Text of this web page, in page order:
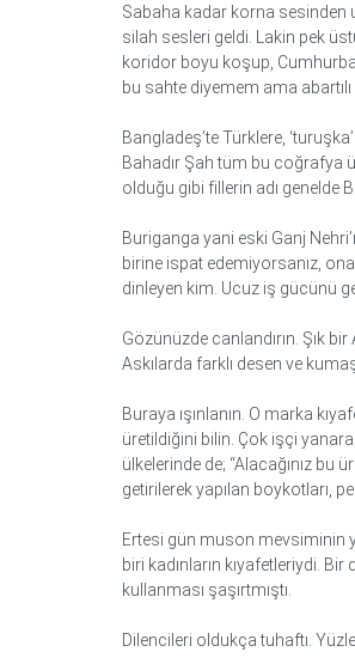
Sabaha kadar korna sesinden
silah sesleri geldi. Lakin pek
koridor boyu koşup,
bu sahte diyemem ama
Bangladeş’te Türklere,
Bahadır Şah tüm bu coğrafya
olduğu gibi fillerin adı genelde
Buriganga yani eski Ganj
birine ispat edemiyorsanız,
dinleyen kim. Ucuz iş gücünü
Gözünüzde canlandırın. Şık
Askılarda farklı desen ve
Buraya ışınlanın. O marka
üretildiğini bilin. Çok işçi
ülkelerinde de; “Alacağınız bu
getirilerek yapılan boykotları,
Ertesi gün muson mevsiminin
biri kadınların kıyafetleriydi.
kullanması şaşırtmıştı.
Dilencileri oldukça tuhaftı.